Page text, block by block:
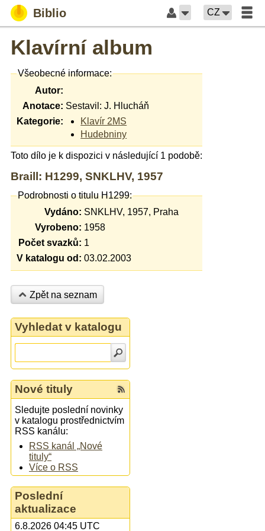
Biblio CZ
Klavírní album
Všeobecné informace:
Autor:
Anotace: Sestavil: J. Hlucháň
Kategorie:
Klavír 2MS
Hudebniny
Toto dílo je k dispozici v následující 1 podobě:
Braill: H1299, SNKLHV, 1957
Podrobnosti o titulu H1299:
Vydáno: SNKLHV, 1957, Praha
Vyrobeno: 1958
Počet svazků: 1
V katalogu od: 03.02.2003
Zpět na seznam
Vyhledat v katalogu
Nové tituly
Sledujte poslední novinky
v katalogu prostřednictvím
RSS kanálu:
RSS kanál „Nové
tituly“
Více o RSS
Poslední
aktualizace
6.8.2026 04:45 UTC